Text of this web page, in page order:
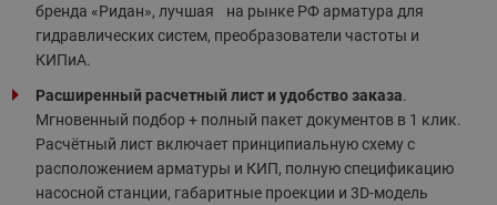
бренда «Ридан», лучшая на рынке РФ арматура для
гидравлических систем, преобразователи частоты и
КИПиА.
Расширенный расчетный лист и удобство заказа.
Мгновенный подбор + полный пакет документов в 1 клик.
Расчётный лист включает принципиальную схему с
расположением арматуры и КИП, полную спецификацию
насосной станции, габаритные проекции и 3D-модель